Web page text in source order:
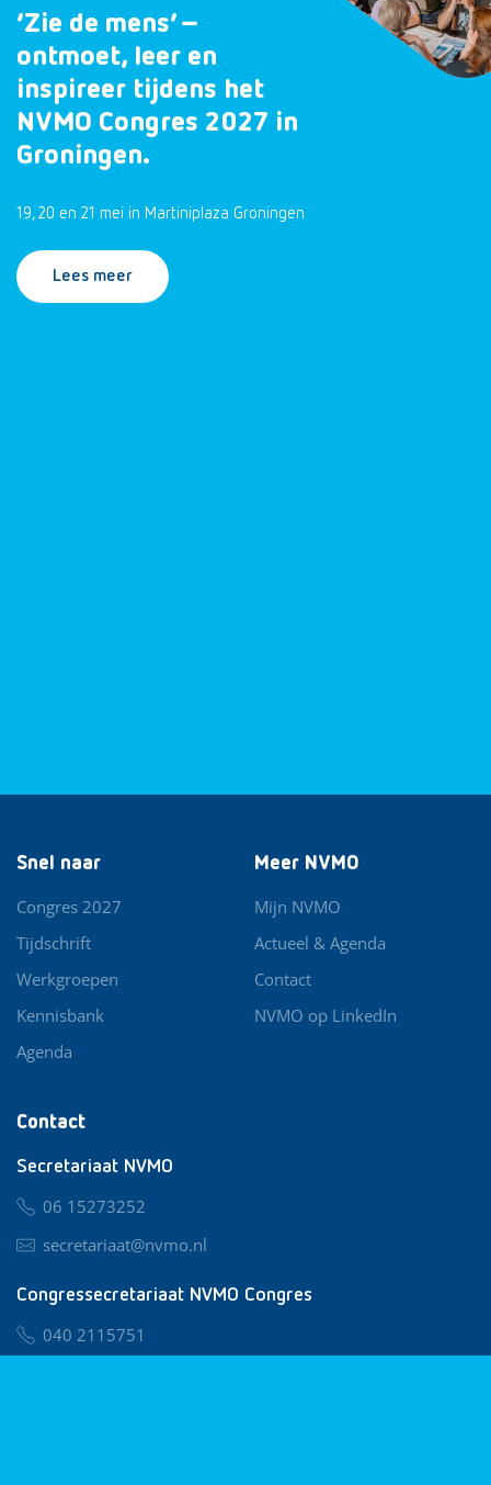
‘Zie de mens’ –
ontmoet, leer en
inspireer tijdens het
NVMO Congres 2027 in
Groningen.
19, 20 en 21 mei in Martiniplaza Groningen
Lees meer
Contact
Secretariaat NVMO
06 15273252
secretariaat@nvmo.nl
Congressecretariaat NVMO Congres
040 2115751
Snel naar
Congres 2027
Tijdschrift
Werkgroepen
Kennisbank
Agenda
Meer NVMO
Mijn NVMO
Actueel & Agenda
Contact
NVMO op LinkedIn